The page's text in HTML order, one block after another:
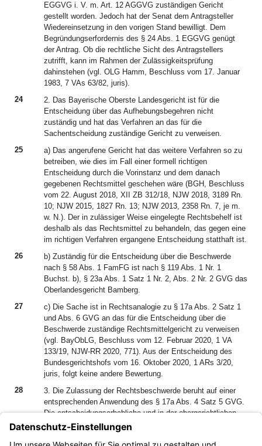
EGGVG i. V. m. Art. 12 AGGVG zuständigen Gericht
gestellt worden. Jedoch hat der Senat dem Antragsteller
Wiedereinsetzung in den vorigen Stand bewilligt. Dem
Begründungserfordernis des § 24 Abs. 1 EGGVG genügt
der Antrag. Ob die rechtliche Sicht des Antragstellers
zutrifft, kann im Rahmen der Zulässigkeitsprüfung
dahinstehen (vgl. OLG Hamm, Beschluss vom 17. Januar
1983, 7 VAs 63/82, juris).
24
2. Das Bayerische Oberste Landesgericht ist für die
Entscheidung über das Aufhebungsbegehren nicht
zuständig und hat das Verfahren an das für die
Sachentscheidung zuständige Gericht zu verweisen.
25
a) Das angerufene Gericht hat das weitere Verfahren so zu
betreiben, wie dies im Fall einer formell richtigen
Entscheidung durch die Vorinstanz und dem danach
gegebenen Rechtsmittel geschehen wäre (BGH, Beschluss
vom 22. August 2018, XII ZB 312/18, NJW 2018, 3189 Rn.
10; NJW 2015, 1827 Rn. 13; NJW 2013, 2358 Rn. 7, je m.
w. N.). Der in zulässiger Weise eingelegte Rechtsbehelf ist
deshalb als das Rechtsmittel zu behandeln, das gegen eine
im richtigen Verfahren ergangene Entscheidung statthaft ist.
26
b) Zuständig für die Entscheidung über die Beschwerde
nach § 58 Abs. 1 FamFG ist nach § 119 Abs. 1 Nr. 1
Buchst. b), § 23a Abs. 1 Satz 1 Nr. 2, Abs. 2 Nr. 2 GVG das
Oberlandesgericht Bamberg.
27
c) Die Sache ist in Rechtsanalogie zu § 17a Abs. 2 Satz 1
und Abs. 6 GVG an das für die Entscheidung über die
Beschwerde zuständige Rechtsmittelgericht zu verweisen
(vgl. BayObLG, Beschluss vom 12. Februar 2020, 1 VA
133/19, NJW-RR 2020, 771). Aus der Entscheidung des
Bundesgerichtshofs vom 16. Oktober 2020, 1 ARs 3/20,
juris, folgt keine andere Bewertung.
28
3. Die Zulassung der Rechtsbeschwerde beruht auf einer
entsprechenden Anwendung des § 17a Abs. 4 Satz 5 GVG.
Die entscheidungserhebliche und in der obergerichtlichen
Rechtsprechung umstrittene Rechtsfrage, ob die
Gewährung bzw. Versagung von Akteneinsicht in eine